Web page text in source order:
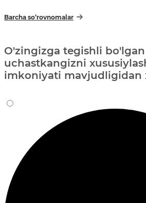
Barcha so‘rovnomalar
O'zingizga tegishli
uchastkangizni
imkoniyati mavjudligidan